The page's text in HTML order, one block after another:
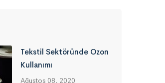
Tekstil Sektöründe Ozon
Kullanımı
Ağustos 08, 2020